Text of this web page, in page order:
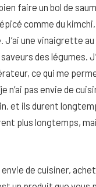
faire un bol de
comme du
une vinaigrette
des légumes.
ce qui me
n’ai pas envie de
et ils durent
plus longtemps,
de cuisiner,